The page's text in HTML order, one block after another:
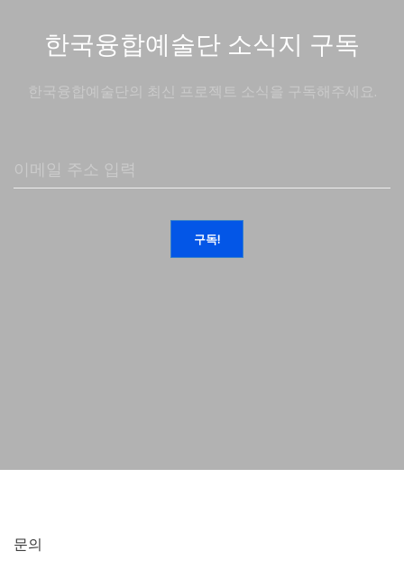
한국융합예술단 소식지 구독
한국융합예술단의 최신 프로젝트 소식을 구독해주세요.
문의